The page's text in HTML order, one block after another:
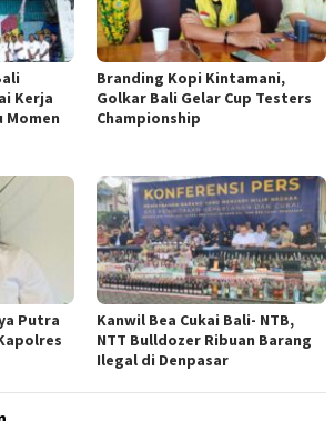
Kerja
Momen
Branding Kopi Kintamani,
Golkar Bali Gelar Cup Testers
Championship
Putra
Kanwil Bea Cukai Bali- NTB,
NTT Bulldozer Ribuan Barang
Ilegal di Denpasar